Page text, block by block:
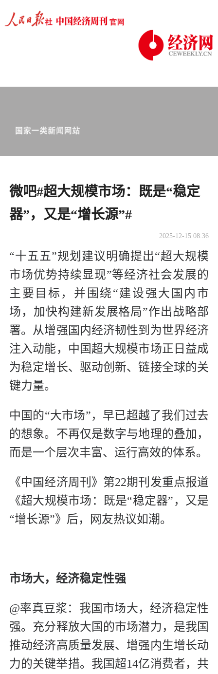
微吧#超大规模市场：既是“稳定
器”，又是“增长源”#
2025-12-15 08:36
“十五五”规划建议明确提出“超大规模
市场优势持续显现”等经济社会发展的
主要目标，并围绕“建设强大国内市
场，加快构建新发展格局”作出战略部
署。从增强国内经济韧性到为世界经济
注入动能，中国超大规模市场正日益成
为稳定增长、驱动创新、链接全球的关
键力量。
中国的“大市场”，早已超越了我们过去
的想象。不再仅是数字与地理的叠加，
而是一个层次丰富、运行高效的体系。
《中国经济周刊》第22期刊发重点报道
《超大规模市场：既是“稳定器”，又是
“增长源”》后，网友热议如潮。
市场大， 经济稳定性强
@率真豆浆：我国市场大，经济稳定性
强。充分释放大国的市场潜力，是我国
推动经济高质量发展、增强内生增长动
力的关键举措‌。我国超14亿消费者，共